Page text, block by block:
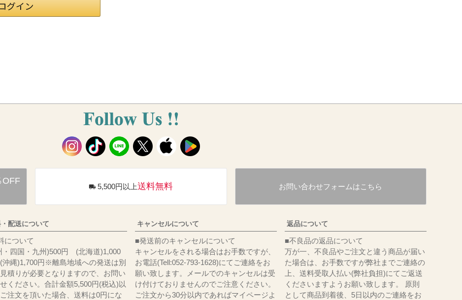
OFF
5,500円以上送料無料 お問い合わせフォームはこちら
配送について
料について
・四国・九州)500円 (北海道)1,000
縄)1,700円※離島地域への発送は別
積りが必要となりますので、お問い
ください。合計金額5,500円(税込)以
ご注文を頂いた場合、送料は0円にな
キャンセルについて
■発送前のキャンセルについて
キャンセルをされる場合はお手数ですが、
お電話(Tell:052-793-1628)にてご連絡をお
願い致します。メールでのキャンセルは受
け付けておりませんのでご注意ください。
ご注文から30分以内であればマイページよ
返品について
■不良品の返品について
万が一、不良品やご注文と違う商品が届い
た場合は、お手数ですが弊社までご連絡の
上、送料受取人払い(弊社負担)にてご返送
くださいますようお願い致します。 原則
として商品到着後、5日以内のご連絡をお